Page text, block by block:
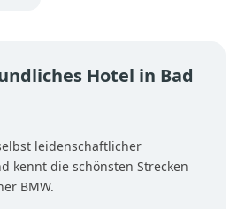
Hotel in Bad
leidenschaftlicher
kennt die schönsten Strecken
BMW.